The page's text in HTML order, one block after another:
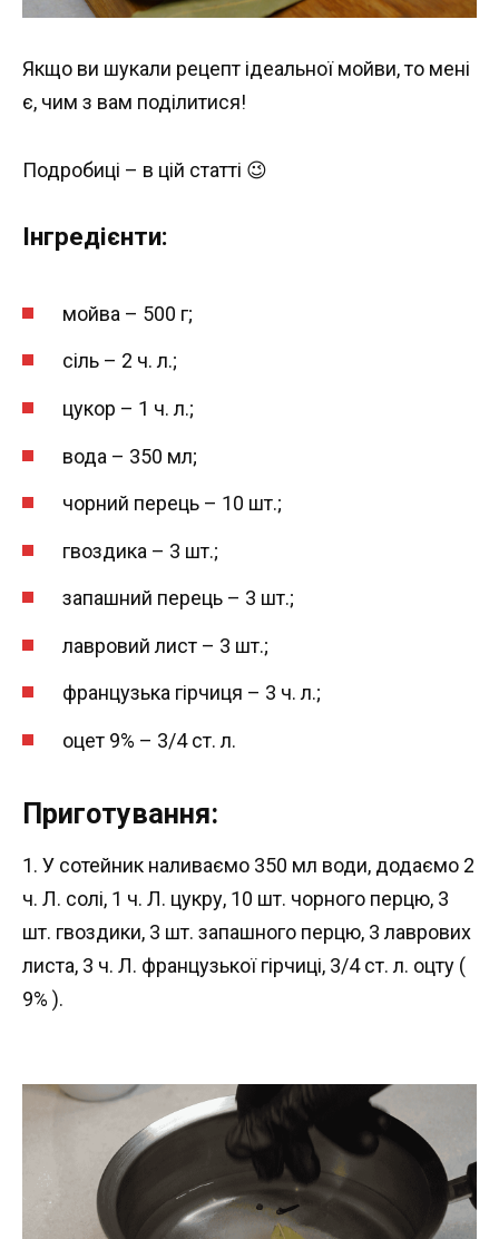
Якщо ви шукали рецепт ідеальної мойви, то мені
є, чим з вам поділитися!
Подробиці – в цій статті 😉
Інгредієнти:
мойва – 500 г;
сіль – 2 ч. л.;
цукор – 1 ч. л.;
вода – 350 мл;
чорний перець – 10 шт.;
гвоздика – 3 шт.;
запашний перець – 3 шт.;
лавровий лист – 3 шт.;
французька гірчиця – 3 ч. л.;
оцет 9% – 3/4 ст. л.
Приготування:
1. У сотейник наливаємо 350 мл води, додаємо 2
ч. Л. солі, 1 ч. Л. цукру, 10 шт. чорного перцю, 3
шт. гвоздики, 3 шт. запашного перцю, 3 лаврових
листа, 3 ч. Л. французької гірчиці, 3/4 ст. л. оцту (
9% ).